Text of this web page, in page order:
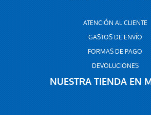
ATENCIÓN AL CLIENTE
GASTOS DE ENVÍO
FORMAS DE PAGO
DEVOLUCIONES
NUESTRA TIENDA EN